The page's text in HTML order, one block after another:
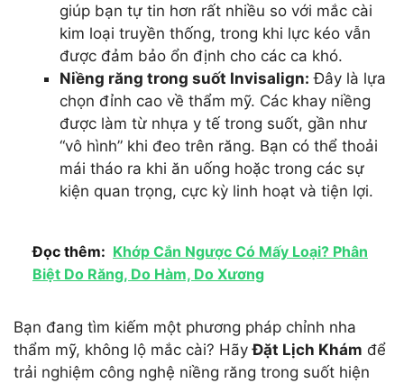
giúp bạn tự tin hơn rất nhiều so với mắc cài
kim loại truyền thống, trong khi lực kéo vẫn
được đảm bảo ổn định cho các ca khó.
Niềng răng trong suốt Invisalign: Đây là lựa
chọn đỉnh cao về thẩm mỹ. Các khay niềng
được làm từ nhựa y tế trong suốt, gần như
“vô hình” khi đeo trên răng. Bạn có thể thoải
mái tháo ra khi ăn uống hoặc trong các sự
kiện quan trọng, cực kỳ linh hoạt và tiện lợi.
Đọc thêm: Khớp Cắn Ngược Có Mấy Loại? Phân
Biệt Do Răng, Do Hàm, Do Xương
Bạn đang tìm kiếm một phương pháp chỉnh nha
thẩm mỹ, không lộ mắc cài? HãyĐặt Lịch Khám để
trải nghiệm công nghệ niềng răng trong suốt hiện